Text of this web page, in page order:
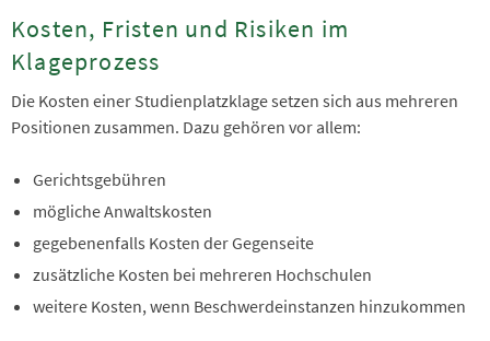
Kosten, Fristen und Risiken im
Klageprozess
Die Kosten einer Studienplatzklage setzen sich aus mehreren
Positionen zusammen. Dazu gehören vor allem:
Gerichtsgebühren
mögliche Anwaltskosten
gegebenenfalls Kosten der Gegenseite
zusätzliche Kosten bei mehreren Hochschulen
weitere Kosten, wenn Beschwerdeinstanzen hinzukommen